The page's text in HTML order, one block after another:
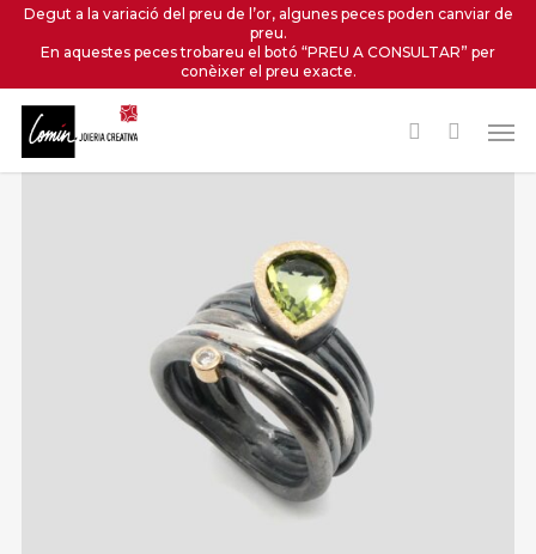
Skip
content
Degut a la variació del preu de l’or, algunes peces poden canviar de
preu.
En aquestes peces trobareu el botó “PREU A CONSULTAR” per
conèixer el preu exacte.